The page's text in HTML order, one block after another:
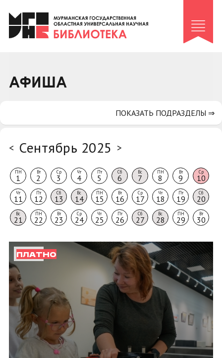
Клуб «Гиря и сельдерей»
Клуб «Семейный архив»
Коллегам
АФИША
< Сентябрь 2025 >
ПН
1
Вт
2
Ср
3
Чт
4
Пт
5
Сб
6
Вс
7
ПН
8
Вт
9
Ср
10
Чт
11
Пт
12
Сб
13
Вс
14
ПН
15
Вт
16
Ср
17
Чт
18
Пт
19
Сб
20
Вс
21
ПН
22
Вт
23
Ср
24
Чт
25
Пт
26
Сб
27
Вс
28
ПН
29
Вт
30
ПЛАТНО
ПОКАЗАТЬ ПОДРАЗДЕЛЫ ⇒